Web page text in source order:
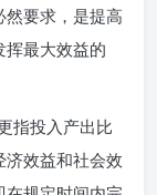
要求，是提高
最大效益的
指投入产出比
效益和社会效